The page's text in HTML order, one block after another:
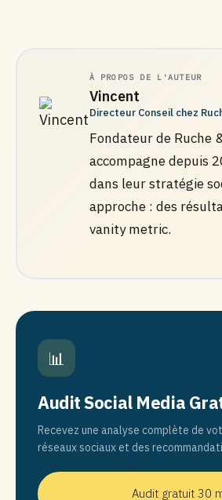
À PROPOS DE L'AUTEUR
Vincent
Directeur Conseil chez
Fondateur de Ruche
accompagne depuis
dans leur stratégie
approche : des
vanity metric.
📊
Audit Social Media
Recevez une analyse complète de
réseaux sociaux et des
Audit gratuit 30